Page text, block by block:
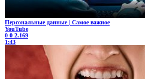
Персональные данные | Самое важное
YouTube
0 0 2.169
1:43